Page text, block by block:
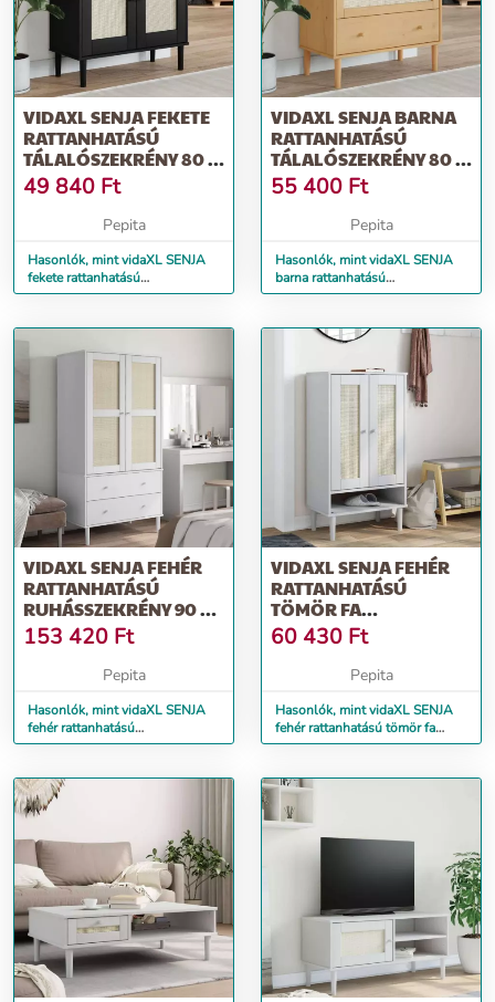
VIDAXL SENJA FEKETE
RATTANHATÁSÚ
TÁLALÓSZEKRÉNY 80 X
35 X 80 CM
49 840 Ft
Pepita
Hasonlók, mint vidaXL SENJA
fekete rattanhatású
tálalószekrény 80 x 35 x 80 cm
VIDAXL SENJA BARNA
RATTANHATÁSÚ
TÁLALÓSZEKRÉNY 80 X
40 X 80 CM
55 400 Ft
Pepita
Hasonlók, mint vidaXL SENJA
barna rattanhatású
tálalószekrény 80 x 40 x 80 cm
VIDAXL SENJA FEHÉR
RATTANHATÁSÚ
RUHÁSSZEKRÉNY 90 X
55 X 175 CM
153 420 Ft
Pepita
Hasonlók, mint vidaXL SENJA
fehér rattanhatású
ruhásszekrény 90 x 55 x 175 cm
VIDAXL SENJA FEHÉR
RATTANHATÁSÚ
TÖMÖR FA
CIPŐSZEKRÉNY
59,5X35X107 CM
60 430 Ft
Pepita
Hasonlók, mint vidaXL SENJA
fehér rattanhatású tömör fa
cipőszekrény 59,5x35x107 cm